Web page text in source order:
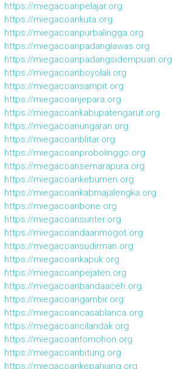
https://miegacoanpelajar.org
https://miegacoankuta.org
https://miegacoanpurbalingga.org
https://miegacoanpadanglawas.org
https://miegacoanpadangsidempuan.org
https://miegacoanboyolali.org
https://miegacoansampit.org
https://miegacoanjepara.org
https://miegacoankabupatengarut.org
https://miegacoanungaran.org
https://miegacoanblitar.org
https://miegacoanprobolinggo.org
https://miegacoansemarapura.org
https://miegacoankebumen.org
https://miegacoankabmajalengka.org
https://miegacoanbone.org
https://miegacoansunter.org
https://miegacoandaanmogot.org
https://miegacoansudirman.org
https://miegacoankapuk.org
https://miegacoanpejaten.org
https://miegacoanbandaaceh.org
https://miegacoangambir.org
https://miegacoancasablanca.org
https://miegacoancilandak.org
https://miegacoantomohon.org
https://miegacoanbitung.org
https://miegacoankepahiang.org